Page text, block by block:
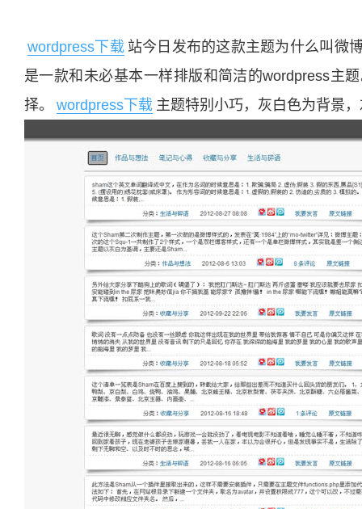
wordpress下载 站今日发布的这款主题为什么叫微
是一款和未必基本一样排版和简洁的wordpress主
择。
wordpress下载 主题特别小巧，灰白色为背景